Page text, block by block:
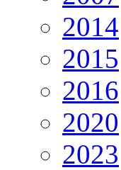
2014
2015
2016
2020
2023